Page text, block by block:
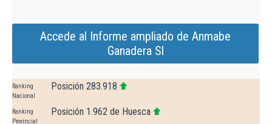
Accede al Informe ampliado de Anmabe
Ganadera Sl
Ranking
Nacional
Posición 283.918
Ranking
Provincial
Posición 1.962 de Huesca